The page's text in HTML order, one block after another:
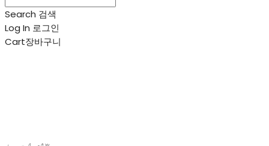
Search 검색
Log In 로그인
Cart장바구니